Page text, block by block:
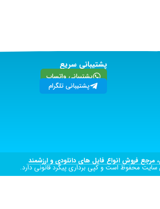
پشتیبانی سریع
پشتیبانی واتساپ
پشتیبانی تلگرام
مرجع فروش انواع فایل های دانلودی و ارزشمند
محفوظ است و کپی برداری پیگرد قانونی دارد.